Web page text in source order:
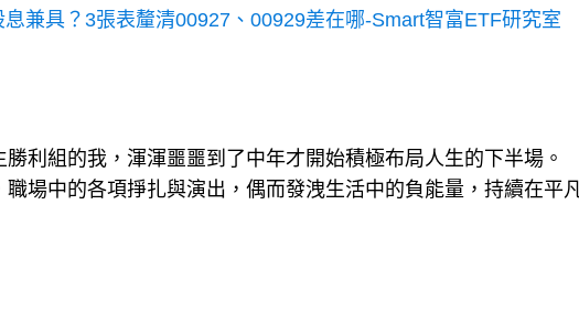
兼具？3張表釐清00927、00929差在哪-Smart智富ETF研究室
勝利組的我，渾渾噩噩到了中年才開始積極布局人生的下半場。
場中的各項掙扎與演出，偶而發洩生活中的負能量，持續在平